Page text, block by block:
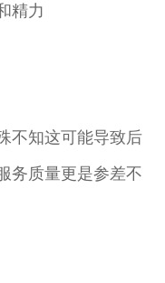
精力
不知这可能导致后
务质量更是参差不